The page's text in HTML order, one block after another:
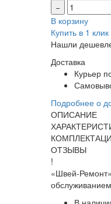
−
В корзину
Купить в 1 клик
Нашли
Доставка
Курьер
Подробнее о
ОПИСАНИЕ
ОТЗЫВЫ
!
«Швей-